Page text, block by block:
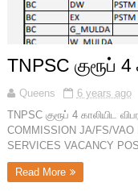
TNPSC குரூப் 4
Queens
6 years ago
TNPSC குரூப் 4 காலியிட
COMMISSION JA/FS/VAO
SERVICES VACANCY
Read More